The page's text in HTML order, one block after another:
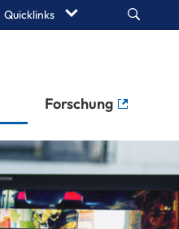
Quicklinks Search
Forschung